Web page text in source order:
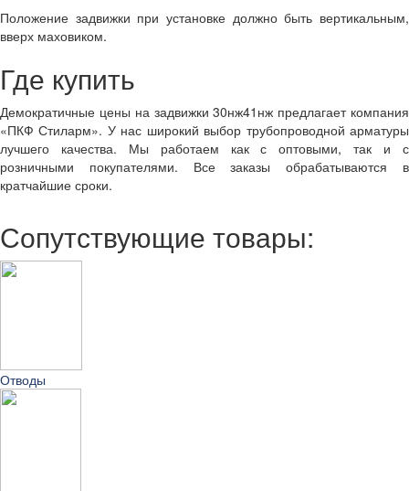
Положение задвижки при установке должно быть вертикальным,
вверх маховиком.
Где купить
Демократичные цены на задвижки 30нж41нж предлагает компания
«ПКФ Стиларм». У нас широкий выбор трубопроводной арматуры
лучшего качества. Мы работаем как с оптовыми, так и с
розничными покупателями. Все заказы обрабатываются в
кратчайшие сроки.
Сопутствующие товары:
Отводы